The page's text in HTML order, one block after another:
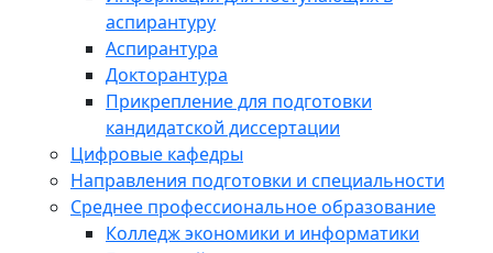
аспирантуру
Аспирантура
Докторантура
Прикрепление для подготовки
кандидатской диссертации
Цифровые кафедры
Направления подготовки и специальности
Среднее профессиональное образование
Колледж экономики и информатики